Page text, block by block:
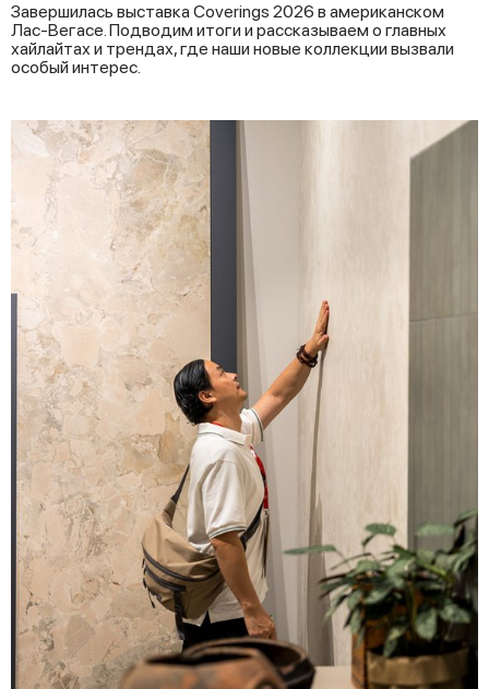
Завершилась выставка Coverings 2026 в американском
Лас-Вегасе. Подводим итоги и рассказываем о главных
хайлайтах и трендах, где наши новые коллекции вызвали
особый интерес.